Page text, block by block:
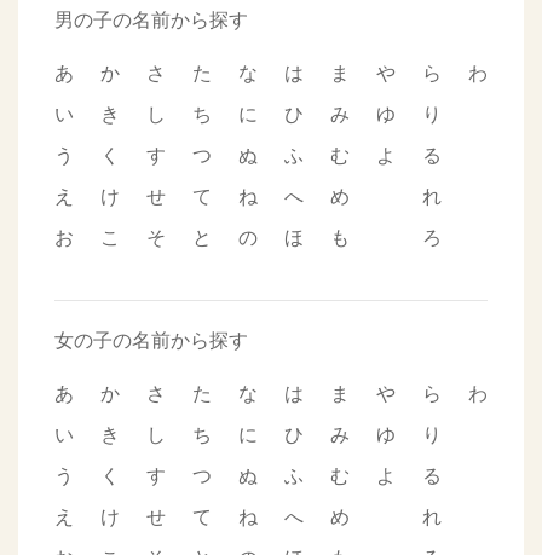
男の子の名前から探す
あ
い
う
え
お
か
き
く
け
こ
さ
し
す
せ
そ
た
ち
つ
て
と
な
に
ぬ
ね
の
は
ひ
ふ
へ
ほ
ま
み
む
め
も
や
ゆ
よ
ら
り
る
れ
ろ
わ
女の子の名前から探す
あ
い
う
え
か
き
く
け
さ
し
す
せ
た
ち
つ
て
な
に
ぬ
ね
は
ひ
ふ
へ
ま
み
む
め
や
ゆ
よ
ら
り
る
れ
わ